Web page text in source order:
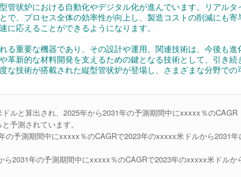
管状炉における自動化やデジタル化が進んでいます。リアルタ
で、プロセス全体の効率性が向上し、製造コストの削減にも寄
に応えることができるようになります。
る重要な機器であり、その設計や運用、関連技術は、今後も進
革新的な材料開発を支えるための鍵となる技術として、引き続
な技術が搭載された縦型管状炉が登場し、さまざまな分野での
ルと算出され、2025年から2031年の予測期間中にxxxxx％のCAGR
予測されています。
の予測期間中にxxxxx％のCAGRで2023年のxxxxx米ドルから2031
2031年の予測期間中にxxxxx％のCAGRで2023年のxxxxx米ドルか